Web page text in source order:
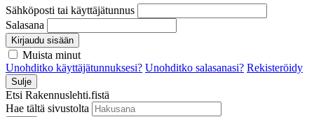
Sähköposti tai käyttäjätunnus
Salasana
Kirjaudu sisään
Muista minut
Unohditko käyttäjätunnuksesi? Unohditko salasanasi? Rekisteröidy
Sulje
Etsi Rakennuslehti.fistä
Hae tältä sivustolta